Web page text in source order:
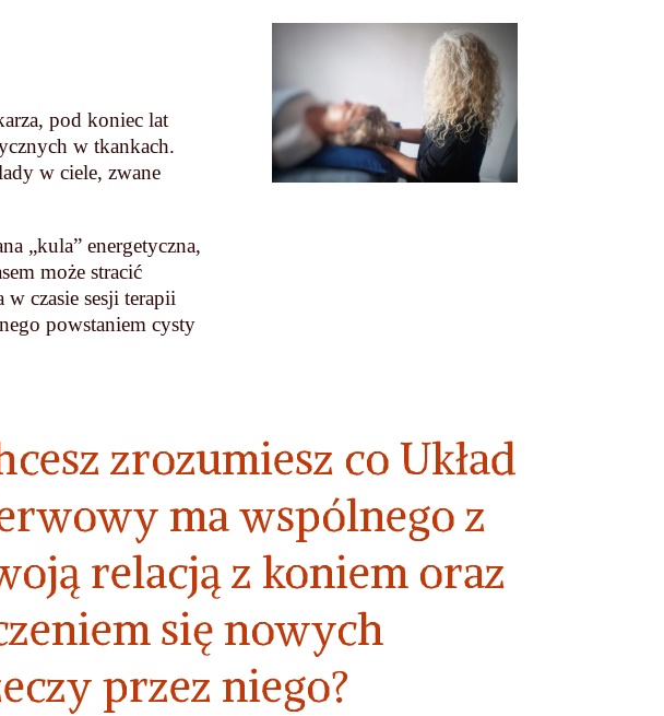
pod koniec lat
w tkankach.
w ciele, zwane
„kula” energetyczna,
może stracić
czasie sesji terapii
powstaniem cysty
zrozumiesz co Układ
ma wspólnego z
relacją z koniem oraz
się nowych
przez niego?